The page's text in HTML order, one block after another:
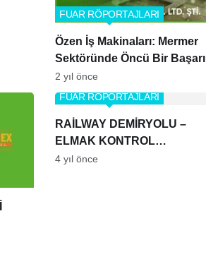
Özen İş Makinaları: Mermer
Sektöründe Öncü Bir Başarı
Öyküsü
FUAR RÖPORTAJLARI
2 yıl önce
RAİLWAY DEMİRYOLU –
ELMAK KONTROL
SİSTEMLERİ
FUAR RÖPORTAJLARI
4 yıl önce